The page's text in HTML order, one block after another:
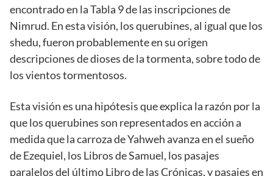
encontrado en la Tabla 9 de las inscripciones de
Nimrud. En esta visión, los querubines, al igual que los
shedu, fueron probablemente en su origen
descripciones de dioses de la tormenta, sobre todo de
los vientos tormentosos.
Esta visión es una hipótesis que explica la razón por la
que los querubines son representados en acción a
medida que la carroza de Yahweh avanza en el sueño
de Ezequiel, los Libros de Samuel, los pasajes
paralelos del último Libro de las Crónicas, y pasajes en